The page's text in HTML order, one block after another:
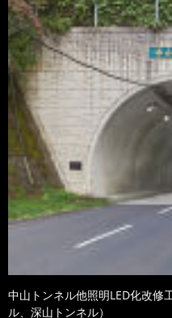
中山トンネル他照明LED化改修
ル、深山トンネル）